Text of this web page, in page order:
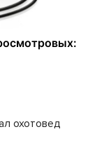
охотовед